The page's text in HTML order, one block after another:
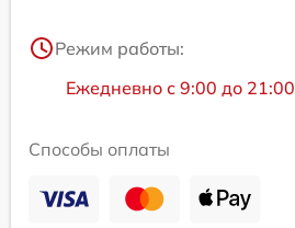
Режим работы:
Ежедневно с 9:00 до 21:00
Способы оплаты